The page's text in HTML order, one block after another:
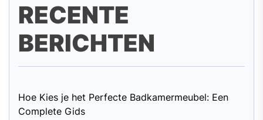
RECENTE
BERICHTEN
Hoe Kies je het Perfecte Badkamermeubel: Een
Complete Gids